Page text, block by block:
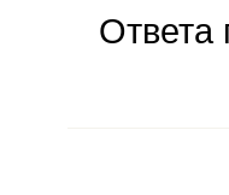
Ответа